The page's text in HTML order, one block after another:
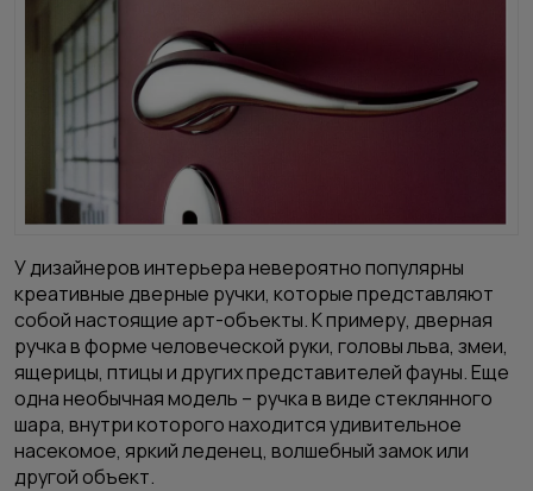
У дизайнеров интерьера невероятно популярны
креативные дверные ручки, которые представляют
собой настоящие арт-объекты. К примеру, дверная
ручка в форме человеческой руки, головы льва, змеи,
ящерицы, птицы и других представителей фауны. Еще
одна необычная модель – ручка в виде стеклянного
шара, внутри которого находится удивительное
насекомое, яркий леденец, волшебный замок или
другой объект.